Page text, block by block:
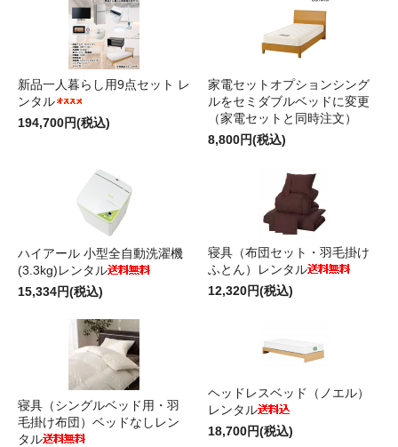
新品一人暮らし用9点セット レ
ンタル
194,700円(税込)
家電セットオプションシング
ルをセミダブルベッドに変更
（家電セットと同時注文）
8,800円(税込)
ハイアール 小型全自動洗濯機
(3.3kg)レンタル
15,334円(税込)
寝具（布団セット・羽毛掛け
ふとん）レンタル
12,320円(税込)
寝具（シングルベッド用・羽
毛掛け布団）ベッドなしレン
タル
ヘッドレスベッド（ノエル）
レンタル
18,700円(税込)